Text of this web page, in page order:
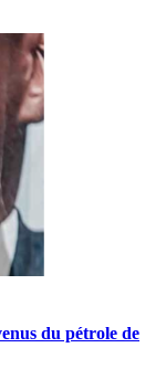
du pétrole de